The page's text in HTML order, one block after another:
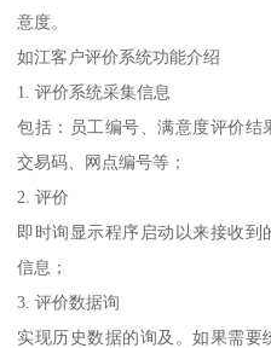
意度。
如江客户评价系统功能介绍
1. 评价系统采集信息
包括：员工编号、满意度评价结
交易码、网点编号等；
2. 评价
即时询显示程序启动以来接收
信息；
3. 评价数据询
实现历史数据的询及。如果需